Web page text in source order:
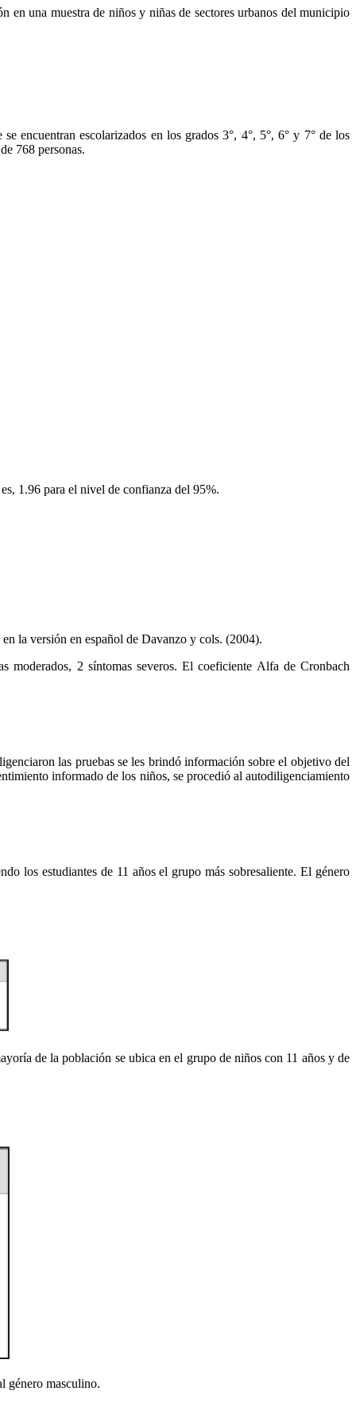
en una muestra de niños y niñas de sectores urbanos del municipio
encuentran escolarizados en los grados 3°, 4°, 5°, 6° y 7° de los
768 personas.
1.96 para el nivel de confianza del 95%.
la versión en español de Davanzo y cols. (2004).
moderados, 2 síntomas severos. El coeficiente Alfa de Cronbach
las pruebas se les brindó información sobre el objetivo del
informado de los niños, se procedió al autodiligenciamiento
los estudiantes de 11 años el grupo más sobresaliente. El género
de la población se ubica en el grupo de niños con 11 años y de
género masculino.